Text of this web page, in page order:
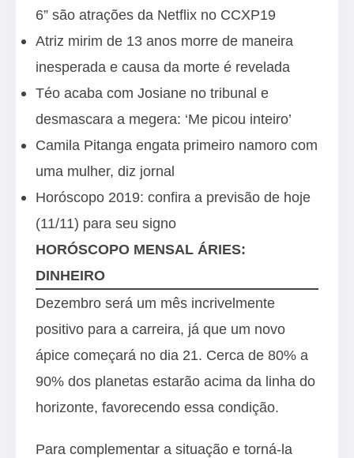
6” são atrações da Netflix no CCXP19
Atriz mirim de 13 anos morre de maneira
inesperada e causa da morte é revelada
Téo acaba com Josiane no tribunal e
desmascara a megera: ‘Me picou inteiro’
Camila Pitanga engata primeiro namoro com
uma mulher, diz jornal
Horóscopo 2019: confira a previsão de hoje
(11/11) para seu signo
HORÓSCOPO MENSAL ÁRIES:
DINHEIRO
Dezembro será um mês incrivelmente
positivo para a carreira, já que um novo
ápice começará no dia 21. Cerca de 80% a
90% dos planetas estarão acima da linha do
horizonte, favorecendo essa condição.
Para complementar a situação e torná-la